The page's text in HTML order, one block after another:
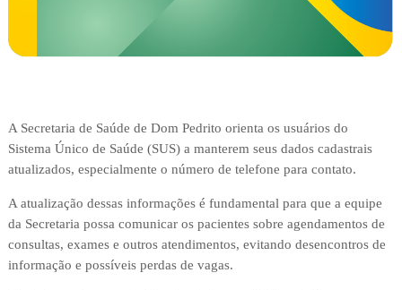
A Secretaria de Saúde de Dom Pedrito orienta os usuários do
Sistema Único de Saúde (SUS) a manterem seus dados cadastrais
atualizados, especialmente o número de telefone para contato.
A atualização dessas informações é fundamental para que a equipe
da Secretaria possa comunicar os pacientes sobre agendamentos de
consultas, exames e outros atendimentos, evitando desencontros de
informação e possíveis perdas de vagas.